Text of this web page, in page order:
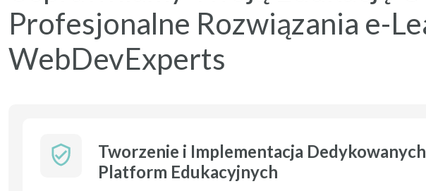
Profesjonalne Rozwiązania e-
WebDevExperts
Tworzenie i Implementacja Dedykowanych
Platform Edukacyjnych